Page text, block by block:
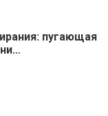
пугающая